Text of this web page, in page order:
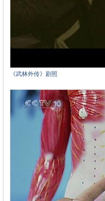
《武林外传》剧照